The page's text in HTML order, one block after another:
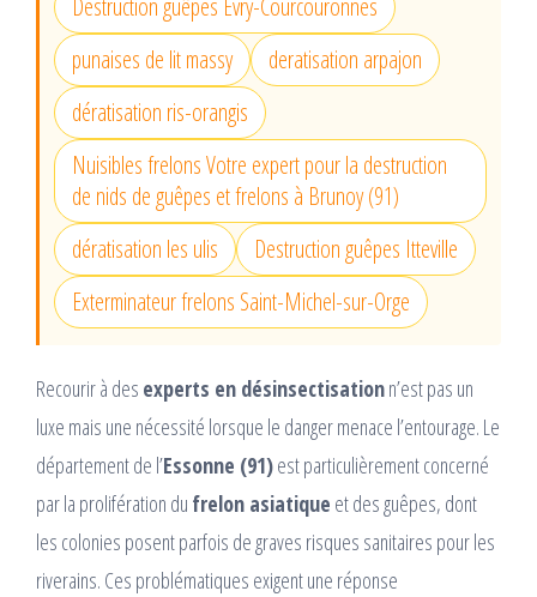
Destruction guêpes Évry-Courcouronnes
punaises de lit massy
deratisation arpajon
dératisation ris-orangis
Nuisibles frelons Votre expert pour la destruction
de nids de guêpes et frelons à Brunoy (91)
dératisation les ulis
Destruction guêpes Itteville
Exterminateur frelons Saint-Michel-sur-Orge
Recourir à des experts en désinsectisationn’est pas un
luxe mais une nécessité lorsque le danger menace l’entourage. Le
département de l’Essonne (91)est particulièrement concerné
par la prolifération du frelon asiatique et des guêpes, dont
les colonies posent parfois de graves risques sanitaires pour les
riverains. Ces problématiques exigent une réponse